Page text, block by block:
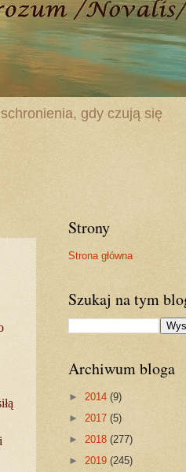
gdy czują się
Strony
Strona główna
Szukaj na tym
Archiwum bloga
► 2014 (9)
► 2017 (5)
► 2018 (277)
► 2019 (245)